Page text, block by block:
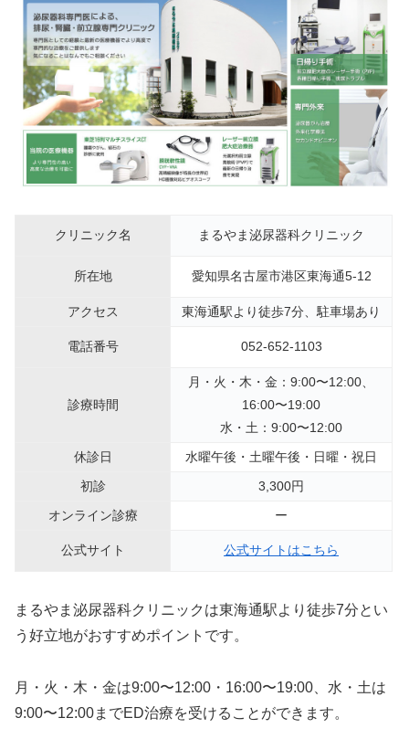
クリニック名 まるやま泌尿器科クリニック
所在地 愛知県名古屋市港区東海通5-12
アクセス 東海通駅より徒歩7分、駐車場あり
電話番号 052-652-1103
診療時間
月・火・木・金：9:00〜12:00、
16:00〜19:00
水・土：9:00〜12:00
休診日
水曜午後・土曜午後・日曜・祝日
初診
3,300円
オンライン診療
ー
公式サイト 公式サイトはこちら
まるやま泌尿器科クリニックは東海通駅より徒歩7分とい
う好立地がおすすめポイントです。
月・火・木・金は9:00〜12:00・16:00〜19:00、水・土は
9:00〜12:00までED治療を受けることができます。